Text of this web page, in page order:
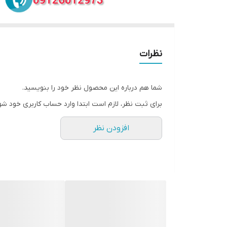
نظرات
شما هم درباره این محصول نظر خود را بنویسید.
برای ثبت نظر، لازم است ابتدا وارد حساب کاربری خود
افزودن نظر